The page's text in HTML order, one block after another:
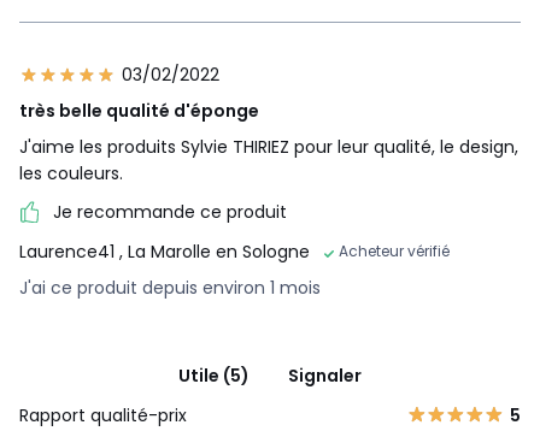
03/02/2022
très belle qualité d'éponge
J'aime les produits Sylvie THIRIEZ pour leur qualité, le design,
les couleurs.
Je recommande ce produit
Laurence41 , La Marolle en Sologne Acheteur vérifié
J'ai ce produit depuis environ 1 mois
Utile (5)
Signaler
Rapport qualité-prix
5